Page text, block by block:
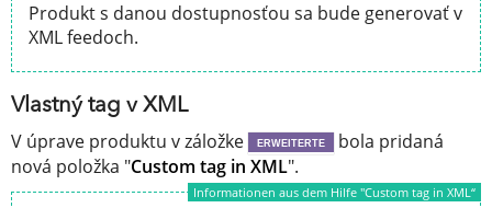
Produkt s danou dostupnosťou sa bude generovať v
XML feedoch.
Vlastný tag v XML
V úprave produktu v záložke ERWEITERTE
bola pridaná
nová položka "Custom tag in XML".
Informationen aus dem Hilfe "Custom tag in XML“